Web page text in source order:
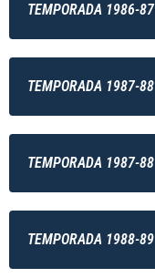
TEMPORADA 1986-87
TEMPORADA 1987-88
TEMPORADA 1987-88
TEMPORADA 1988-89